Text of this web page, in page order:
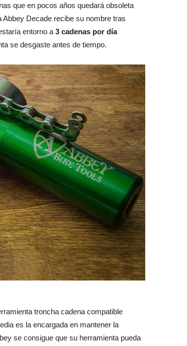
que en pocos años quedará obsoleta
Decade recibe su nombre tras
entorno a 3 cadenas por día
se desgaste antes de tiempo.
troncha cadena compatible
es la encargada en mantener la
se consigue que su herramienta pueda